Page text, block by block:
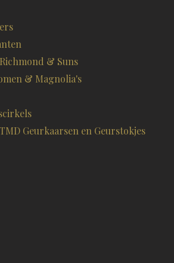
& Suns
& Magnolia's
Geurkaarsen en Geurstokjes